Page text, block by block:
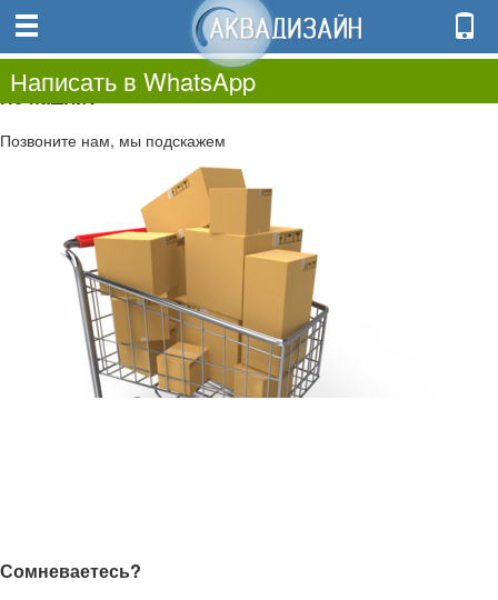
0.00
0
Не нашли?
Позвоните нам, мы подскажем
Сомневаетесь?
Написать в WhatsApp